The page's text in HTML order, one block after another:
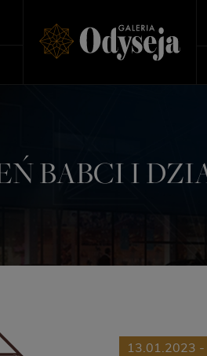
BABCI I
13.01.2023